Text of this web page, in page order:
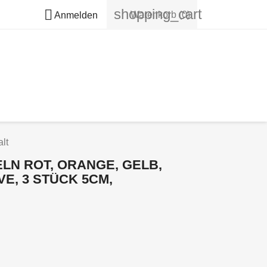
 Anmelden shopping_cart
Warenkorb (0)
ROT, ORANGE, GELB,
3 STÜCK 5CM,